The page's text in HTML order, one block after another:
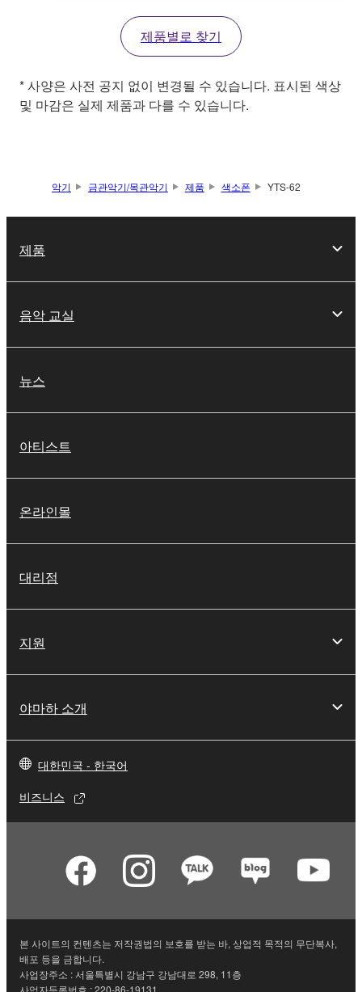
제품별로 찾기
* 사양은 사전 공지 없이 변경될 수 있습니다. 표시된 색상
및 마감은 실제 제품과 다를 수 있습니다.
악기 금관악기/목관악기 제품 색소폰 YTS-62
제품
음악 교실
뉴스
아티스트
온라인몰
대리점
지원
야마하 소개
대한민국 - 한국어
비즈니스
본 사이트의 컨텐츠는 저작권법의 보호를 받는 바, 상업적 목적의 무단복사,
배포 등을 금합니다.
사업장주소 : 서울특별시 강남구 강남대로 298, 11층
사업자등록번호 : 220-86-19131